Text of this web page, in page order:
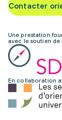
Contacter
Une prestation
avec le soutien de
En collaboration